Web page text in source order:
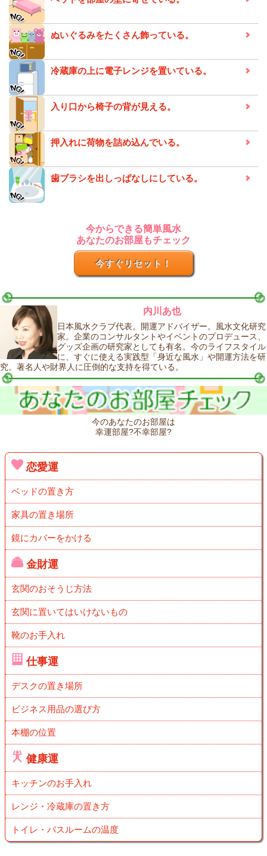
ぬいぐるみをたくさん飾っている。
冷蔵庫の上に電子レンジを置いている。
入り口から椅子の背が見える。
押入れに荷物を詰め込んでいる。
歯ブラシを出しっぱなしにしている。
今からできる簡単風水
あなたのお部屋もチェック
今すぐリセット！
内川あ也
日本風水クラブ代表。開運アドバイザー。風水文化研究
家。企業のコンサルタントやイベントのプロデュース、
グッズ企画の研究家としても有名。今のライフスタイル
に、すぐに使える実践型「身近な風水」や開運方法を研
究。著名人や財界人に圧倒的な支持を得ている。
今のあなたのお部屋は
幸運部屋?不幸部屋?
恋愛運
ベッドの置き方
家具の置き場所
鏡にカバーをかける
金財運
玄関のおそうじ方法
玄関に置いてはいけないもの
靴のお手入れ
仕事運
デスクの置き場所
ビジネス用品の選び方
本棚の位置
健康運
キッチンのお手入れ
レンジ・冷蔵庫の置き方
トイレ・バスルームの温度